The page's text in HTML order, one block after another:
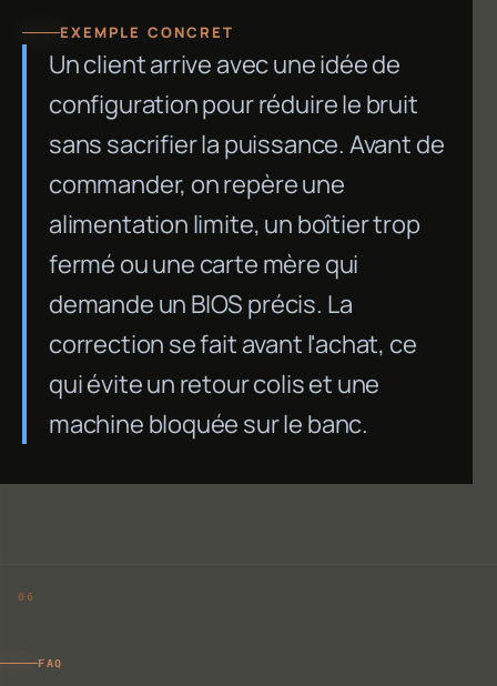
EXEMPLE CONCRET
Un client arrive avec une idée de
configuration pour réduire le bruit
sans sacrifier la puissance. Avant de
commander, on repère une
alimentation limite, un boîtier trop
fermé ou une carte mère qui
demande un BIOS précis. La
correction se fait avant l'achat, ce
qui évite un retour colis et une
machine bloquée sur le banc.
FAQ